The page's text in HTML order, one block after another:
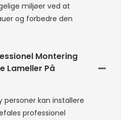
miljøer ved at
og forbedre den
Montering
Lameller På
personer kan installere
professionel